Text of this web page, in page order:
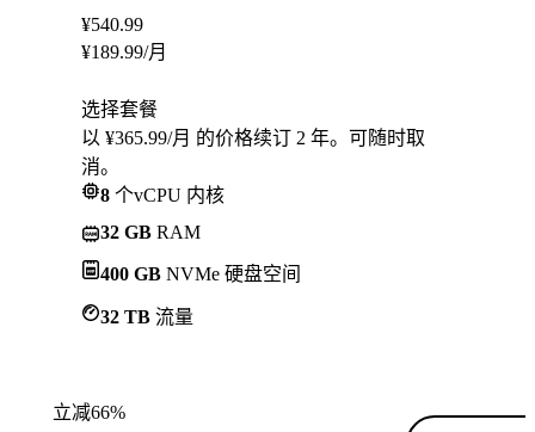
¥540.99
¥189.99/月
选择套餐
以 ¥365.99/月 的价格续订 2 年。可随时取
消。
8 个vCPU 内核
32 GB RAM
400 GB NVMe 硬盘空间
32 TB 流量
立减66%